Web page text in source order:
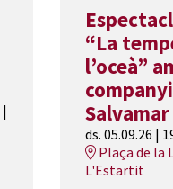
|
“La
l’oceà”
Salvamar
ds. 05.09.26 |
Plaça de la
L'Estartit